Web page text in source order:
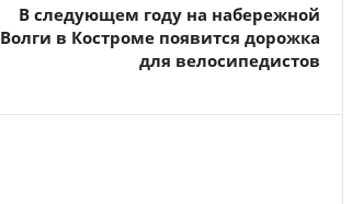
В следующем году на набережной
Волги в Костроме появится дорожка
для велосипедистов